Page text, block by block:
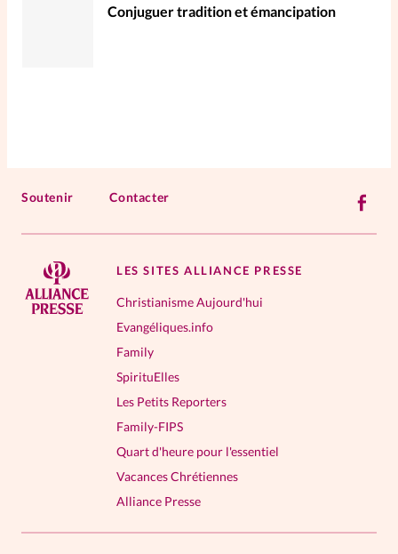
Conjuguer tradition et émancipation
Soutenir Contacter
LES SITES ALLIANCE PRESSE
Christianisme Aujourd'hui
Evangéliques.info
Family
SpirituElles
Les Petits Reporters
Family-FIPS
Quart d'heure pour l'essentiel
Vacances Chrétiennes
Alliance Presse